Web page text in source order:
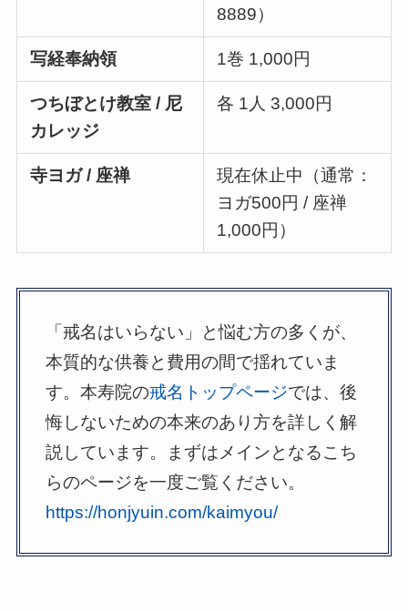
8889）
写経奉納領 1巻 1,000円
つちぼとけ教室 / 尼
カレッジ
各 1人 3,000円
寺ヨガ / 座禅
現在休止中（通常：
ヨガ500円 / 座禅
1,000円）
「戒名はいらない」と悩む方の多くが、
本質的な供養と費用の間で揺れていま
す。本寿院の戒名トップページでは、後
悔しないための本来のあり方を詳しく解
説しています。まずはメインとなるこち
らのページを一度ご覧ください。
https://honjyuin.com/kaimyou/